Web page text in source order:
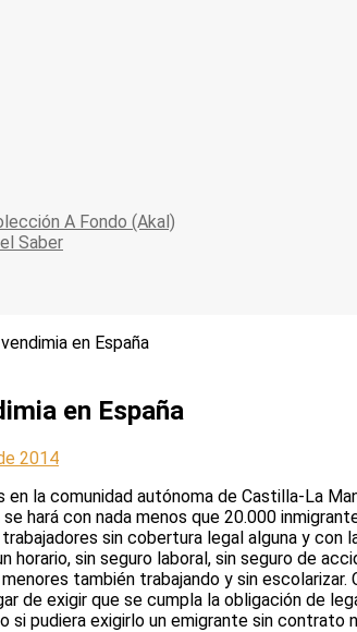
A Fondo (Akal)
Saber
en España
en España
2014
la comunidad autónoma de Castilla-La
hará con nada menos que 20.000
sin cobertura legal alguna y
horario, sin seguro laboral, sin seguro de
también trabajando y sin
de exigir que se cumpla la obligación de
si pudiera exigirlo un emigrante sin contrato